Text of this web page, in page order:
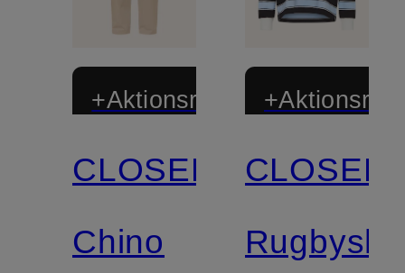
+Aktionsrabatt
Zertifiziert
CLOSED
Chino
Zertifiziert
CLOSED